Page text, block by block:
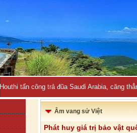
Houthi tấn công trả đũa Saudi Arabia, căng
Âm vang sử Việt
Phát huy giá trị bảo vật